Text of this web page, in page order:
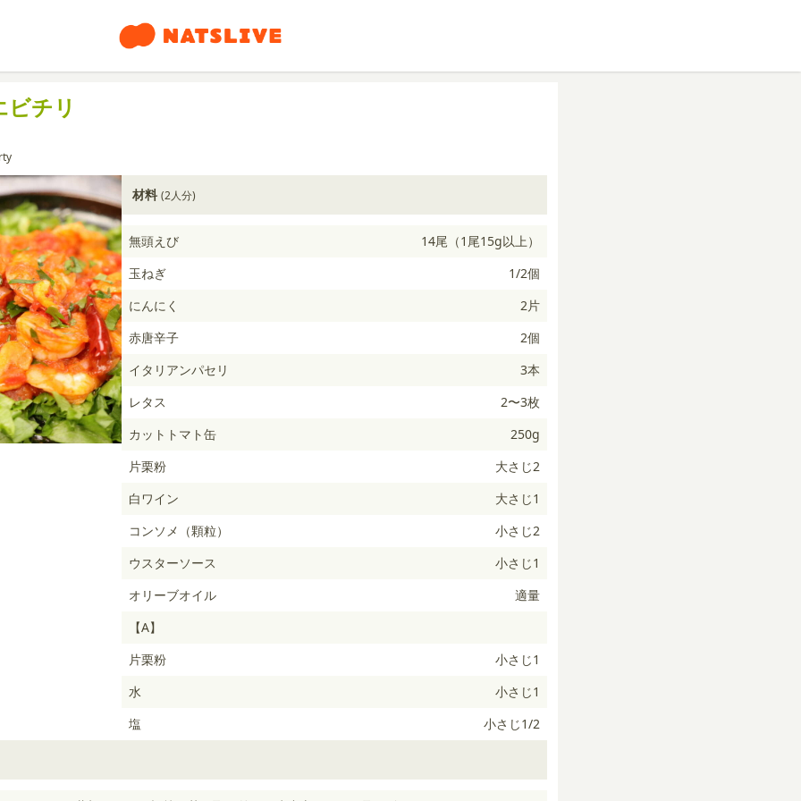
チリ
材料 (2人分)
無頭えび
14尾（1尾15g以上）
玉ねぎ
1/2個
にんにく
2片
赤唐辛子
2個
イタリアンパセリ
3本
レタス
2〜3枚
カットトマト缶
250g
片栗粉
大さじ2
白ワイン
大さじ1
コンソメ（顆粒）
小さじ2
ウスターソース
小さじ1
オリーブオイル
適量
【A】
片栗粉
小さじ1
水
小さじ1
塩
小さじ1/2